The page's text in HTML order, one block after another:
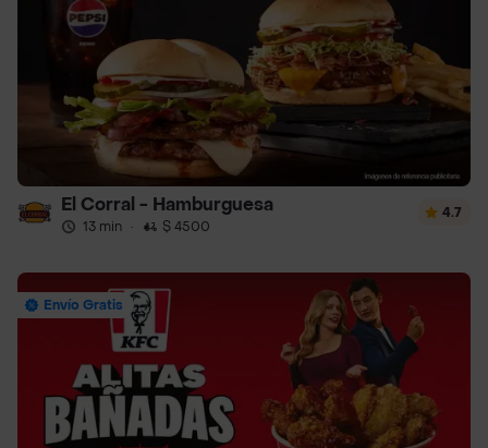
El Corral - Hamburguesa
13 min · $ 4500
4.7
Envío Gratis